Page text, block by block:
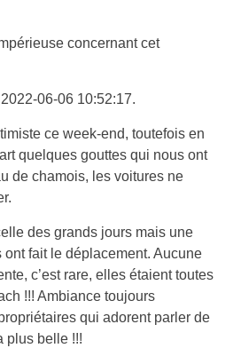
concernant cet
06-06 10:52:17.
ce week-end, toutefois en
quelques gouttes qui nous ont
de chamois, les voitures ne
des grands jours mais une
fait le déplacement. Aucune
c’est rare, elles étaient toutes
!!! Ambiance toujours
qui adorent parler de
plus belle !!!